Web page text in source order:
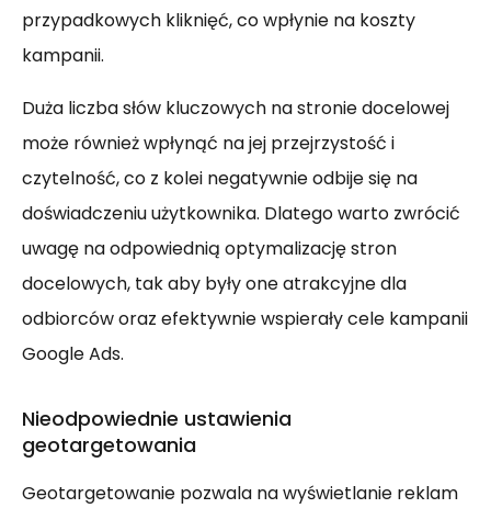
przypadkowych kliknięć, co wpłynie na koszty
kampanii.
Duża liczba słów kluczowych na stronie docelowej
może również wpłynąć na jej przejrzystość i
czytelność, co z kolei negatywnie odbije się na
doświadczeniu użytkownika. Dlatego warto zwrócić
uwagę na odpowiednią optymalizację stron
docelowych, tak aby były one atrakcyjne dla
odbiorców oraz efektywnie wspierały cele kampanii
Google Ads.
Nieodpowiednie ustawienia
geotargetowania
Geotargetowanie pozwala na wyświetlanie reklam